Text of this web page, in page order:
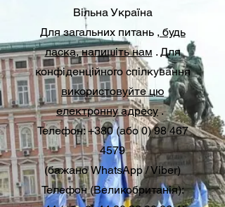
Вільна Україна
Для загальних питань , будь
ласка, напишіть нам . Для
конфіденційного спілкування
використовуйте цю
електронну адресу .
Телефон: +380 (або 0) 98 467
4579
(бажано WhatsApp / Viber)
Телефон (Великобританія):